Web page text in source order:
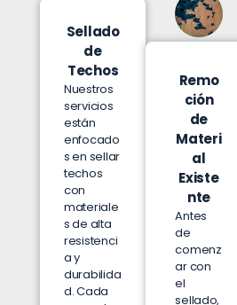
Sellado
de
Techos
Nuestros
servicios
están
enfocado
s en sellar
techos
con
materiale
s de alta
resistenci
a y
durabilida
d. Cada
Remo
ción
de
Materi
al
Existe
nte
Antes
de
comenz
ar con
el
sellado,